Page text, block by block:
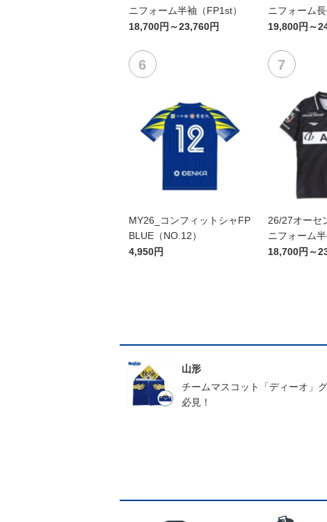
ニフォーム半袖（FP1st）
18,700円～23,760円
ニフォーム長
19,800円～
MY26_コンフィットシャFP
BLUE（NO.12）
4,950円
26/27オーセ
ニフォーム半
18,700円～
山形
チームマスコット「ディーオ」
必見！